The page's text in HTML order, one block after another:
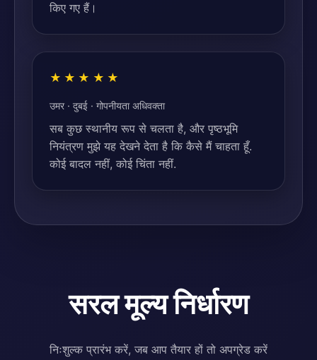
किए गए हैं।
★★★★★
उमर · दुबई · गोपनीयता अधिवक्ता
सब कुछ स्थानीय रूप से चलता है, और पृष्ठभूमि
नियंत्रण मुझे यह देखने देता है कि कैसे मैं चाहता हूँ.
कोई बादल नहीं, कोई चिंता नहीं.
सरल मूल्य निर्धारण
निःशुल्क प्रारंभ करें, जब आप तैयार हों तो अपग्रेड करें